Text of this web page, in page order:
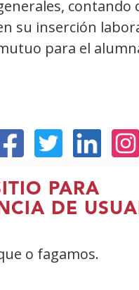
PARA
DE
o fagamos.
su inserción
para el
nunha
vent�
nunha
vent�
nunha
vent�
POLÍTICA